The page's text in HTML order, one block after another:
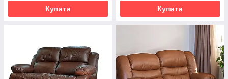
Купити Купити